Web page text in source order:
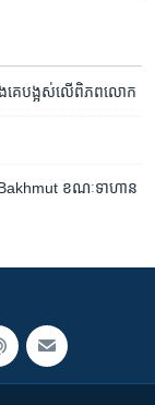
ង​គេ​បង្អស់​លើ​ពិភពលោក
Bakhmut ខណៈ​​ទាហាន​